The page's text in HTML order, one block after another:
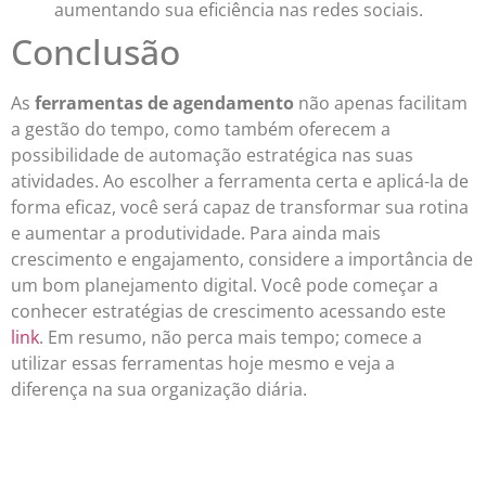
aumentando sua eficiência nas redes sociais.
Conclusão
As ferramentas de agendamento não apenas facilitam
a gestão do tempo, como também oferecem a
possibilidade de automação estratégica nas suas
atividades. Ao escolher a ferramenta certa e aplicá-la de
forma eficaz, você será capaz de transformar sua rotina
e aumentar a produtividade. Para ainda mais
crescimento e engajamento, considere a importância de
um bom planejamento digital. Você pode começar a
conhecer estratégias de crescimento acessando este
link. Em resumo, não perca mais tempo; comece a
utilizar essas ferramentas hoje mesmo e veja a
diferença na sua organização diária.